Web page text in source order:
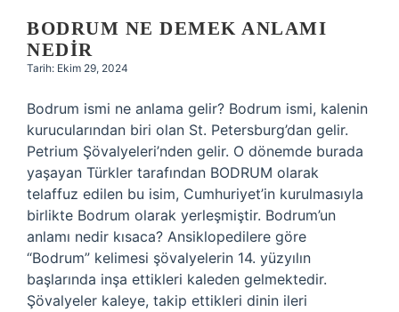
BODRUM NE DEMEK ANLAMI
NEDIR
Tarih: Ekim 29, 2024
Bodrum ismi ne anlama gelir? Bodrum ismi, kalenin
kurucularından biri olan St. Petersburg’dan gelir.
Petrium Şövalyeleri’nden gelir. O dönemde burada
yaşayan Türkler tarafından BODRUM olarak
telaffuz edilen bu isim, Cumhuriyet’in kurulmasıyla
birlikte Bodrum olarak yerleşmiştir. Bodrum’un
anlamı nedir kısaca? Ansiklopedilere göre
“Bodrum” kelimesi şövalyelerin 14. yüzyılın
başlarında inşa ettikleri kaleden gelmektedir.
Şövalyeler kaleye, takip ettikleri dinin ileri